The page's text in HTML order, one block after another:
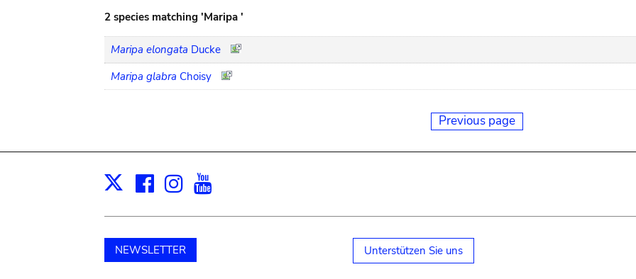
2 species matching 'Maripa '
Maripa elongata Ducke
Maripa glabra Choisy
Previous page
X Facebook
Instagram
NEWSLETTER Unterstützen Sie uns